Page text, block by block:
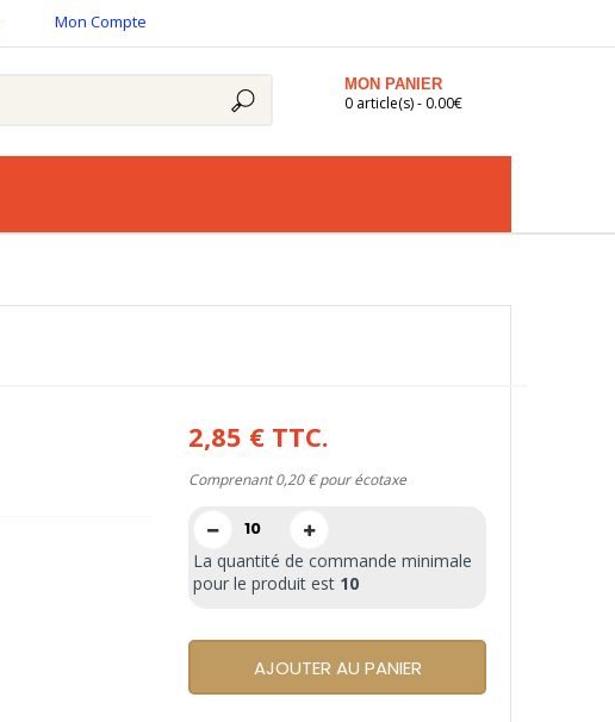
Mon Compte
MON PANIER
0 article(s) - 0.00€
2,85 € TTC.
Comprenant0,20 €pour écotaxe
La quantité de commande minimale
pour le produit est 10
AJOUTER AU PANIER